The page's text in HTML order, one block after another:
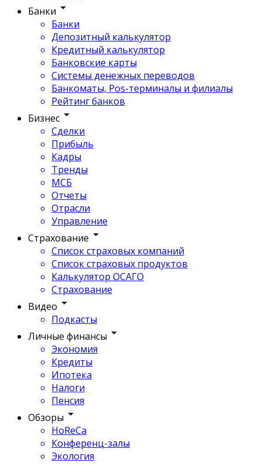
Банки
Банки
Депозитный калькулятор
Кредитный калькулятор
Банковские карты
Системы денежных переводов
Банкоматы, Pos-терминалы и филиалы
Рейтинг банков
Бизнес
Сделки
Прибыль
Кадры
Тренды
МСБ
Отчеты
Отрасли
Управление
Страхование
Список страховых компаний
Список страховых продуктов
Калькулятор ОСАГО
Страхование
Видео
Подкасты
Личные финансы
Экономия
Кредиты
Ипотека
Налоги
Пенсия
Обзоры
HoReCa
Конференц-залы
Экология